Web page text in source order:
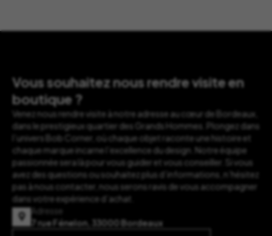
Vous souhaitez nous rendre visite en
boutique ?
Venez nous rendre visite à notre adresse au cœur de Bordeaux,
dans le prestigieux quartier des Grands Hommes. Plongez dans
l’univers Bob Corner, où chaque objet raconte une histoire et
chaque marque incarne l’excellence du design. Notre équipe
passionnée sera là pour vous guider et vous conseiller. Si vous
avez des questions ou souhaitez plus d’informations, n’hésitez
pas à nous contacter, nous serons ravis de vous accompagner
dans votre expérience d’achat.
Adresse
7 rue Fénelon, 33000 Bordeaux